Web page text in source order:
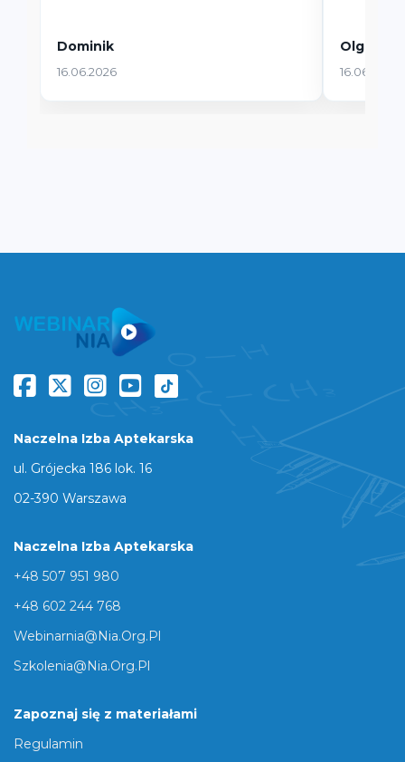
Dominik
16.06.2026
Olga
16.06.2026
Naczelna Izba Aptekarska
ul. Grójecka 186 lok. 16
02-390 Warszawa
Naczelna Izba Aptekarska
+48 507 951 980
+48 602 244 768
Webinarnia@nia.org.pl
Szkolenia@nia.org.pl
Zapoznaj się z materiałami
Regulamin